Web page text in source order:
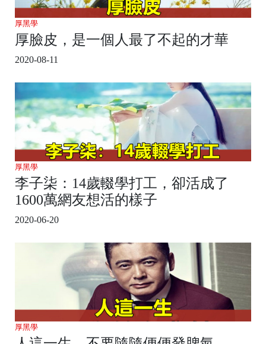
厚黑學
厚臉皮，是一個人最了不起的才華
2020-08-11
厚黑學
李子柒：14歲輟學打工，卻活成了
1600萬網友想活的樣子
2020-06-20
厚黑學